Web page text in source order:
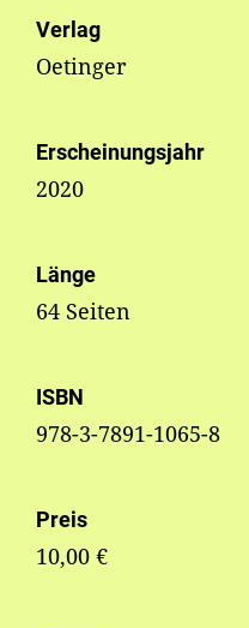
Verlag
Oetinger
Erscheinungsjahr
2020
Länge
64 Seiten
ISBN
978-3-7891-1065-8
Preis
10,00 €